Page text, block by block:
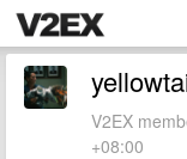
V2EX
+08:00